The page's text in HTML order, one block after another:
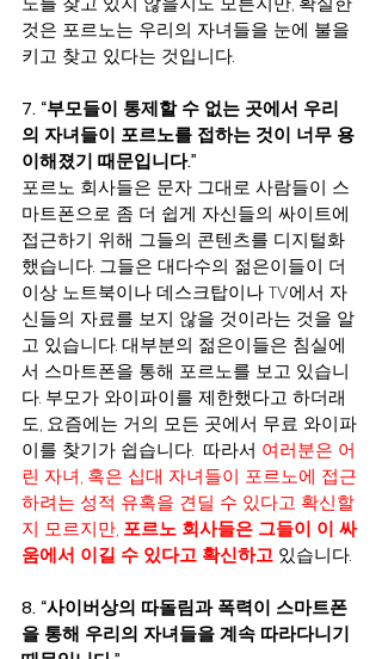
것은 포르노는 우리의 자녀들을 눈에 불을
키고 찾고 있다는 것입니다.
7. “부모들이 통제할 수 없는 곳에서 우리
의 자녀들이 포르노를 접하는 것이 너무 용
이해졌기 때문입니다.”
포르노 회사들은 문자 그대로 사람들이 스
마트폰으로 좀 더 쉽게 자신들의 싸이트에
접근하기 위해 그들의 콘텐츠를 디지털화
했습니다. 그들은 대다수의 젊은이들이 더
이상 노트북이나 데스크탑이나 TV에서 자
신들의 자료를 보지 않을 것이라는 것을 알
고 있습니다. 대부분의 젊은이들은 침실에
서 스마트폰을 통해 포르노를 보고 있습니
다. 부모가 와이파이를 제한했다고 하더래
도, 요즘에는 거의 모든 곳에서 무료 와이파
이를 찾기가 쉽습니다.  따라서 여러분은 어
린 자녀, 혹은 십대 자녀들이 포르노에 접근
하려는 성적 유혹을 견딜 수 있다고 확신할
지 모르지만, 포르노 회사들은 그들이 이 싸
움에서 이길 수 있다고 확신하고 있습니다.
8. “사이버상의 따돌림과 폭력이 스마트폰
을 통해 우리의 자녀들을 계속 따라다니기